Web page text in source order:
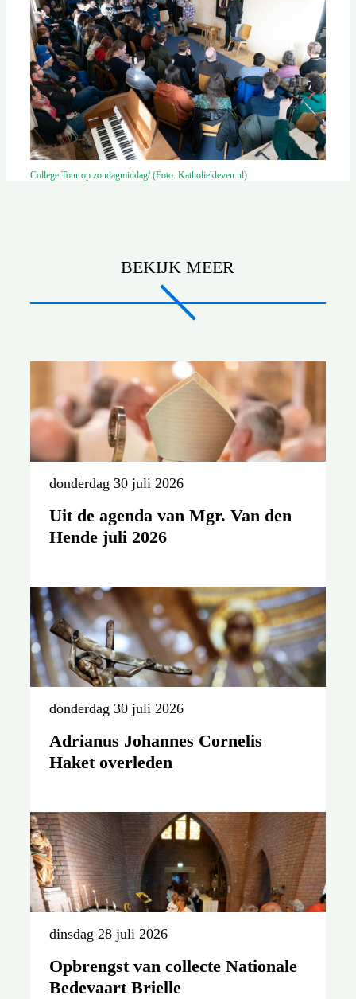
College Tour op zondagmiddag/ (Foto: Katholiekleven.nl)
BEKIJK MEER
donderdag 30 juli 2026
Uit de agenda van Mgr. Van den
Hende juli 2026
donderdag 30 juli 2026
Adrianus Johannes Cornelis
Haket overleden
dinsdag 28 juli 2026
Opbrengst van collecte Nationale
Bedevaart Brielle